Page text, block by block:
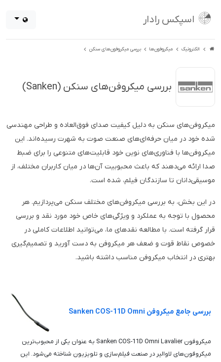
اسپکس رادار
الکترونیک میکروفون‌ها بررسی میکروفون‌های سنکن
بررسی میکروفن‌های سنکن (Sanken)
میکروفن‌های سنکن به دلیل کیفیت صدای فوق‌العاده و طراحی مهندسی
شده خود در میان حرفه‌ای‌های صنعت صوت به شهرت رسیده‌اند. این
میکروفن‌ها با فناوری‌های نوین خود قابلیت‌های متنوعی را برای ضبط
صدا ارائه می‌دهند که باعث محبوبیت آن‌ها در میان کاربران مختلف، از
موسیقی‌دانان تا سازندگان فیلم، شده است.
در این بخش، به بررسی میکروفن‌های مختلف سنکن می‌پردازیم. هر
محصول با توجه به عملکرد و ویژگی‌های خاص خود مورد نقد و بررسی
قرار گرفته است. با مطالعه نقدهای ما، می‌توانید اطلاعات کاملی در
خصوص نقاط قوت و ضعف هر میکروفن به دست آورید و تصمیم‌گیری
بهتری در انتخاب میکروفن مناسب داشته باشید.
بررسی جامع میکروفن Sanken COS-11D Omni
میکروفون Sanken COS-11D Omni Lavalier به عنوان یکی از محبوب‌ترین
میکروفون‌های لاوالیر در صنعت فیلم‌سازی و تلویزیون شناخته می‌شود. این